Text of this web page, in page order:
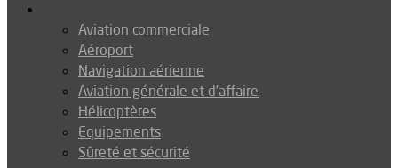
Aviation commerciale
Aéroport
Navigation aérienne
Aviation générale et d’affaire
Hélicoptères
Equipements
Sûreté et sécurité